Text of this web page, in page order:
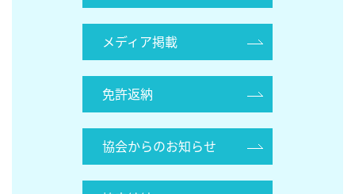
メディア掲載
免許返納
協会からのお知らせ